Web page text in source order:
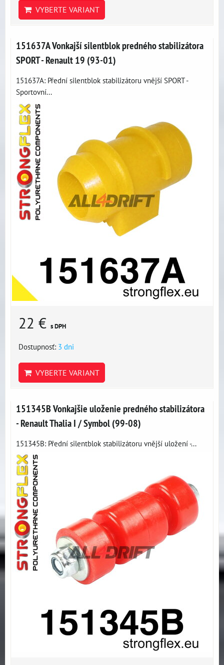
VYBERTE VARIANT
151637A Vonkajší silentblok predného stabilizátora
SPORT - Renault 19 (93-01)
151637A: Přední silentblok stabilizátoru vnější SPORT -
Sportovní...
22 € s DPH
Dostupnosť: 3 dni
VYBERTE VARIANT
151345B Vonkajšie uloženie predného stabilizátora
- Renault Thalia I / Symbol (99-08)
151345B: Přední silentblok stabilizátoru vnější uložení -...